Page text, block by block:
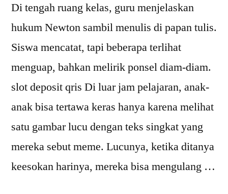
Di tengah ruang kelas, guru menjelaskan
hukum Newton sambil menulis di papan tulis.
Siswa mencatat, tapi beberapa terlihat
menguap, bahkan melirik ponsel diam-diam.
slot deposit qris Di luar jam pelajaran, anak-
anak bisa tertawa keras hanya karena melihat
satu gambar lucu dengan teks singkat yang
mereka sebut meme. Lucunya, ketika ditanya
keesokan harinya, mereka bisa mengulang …